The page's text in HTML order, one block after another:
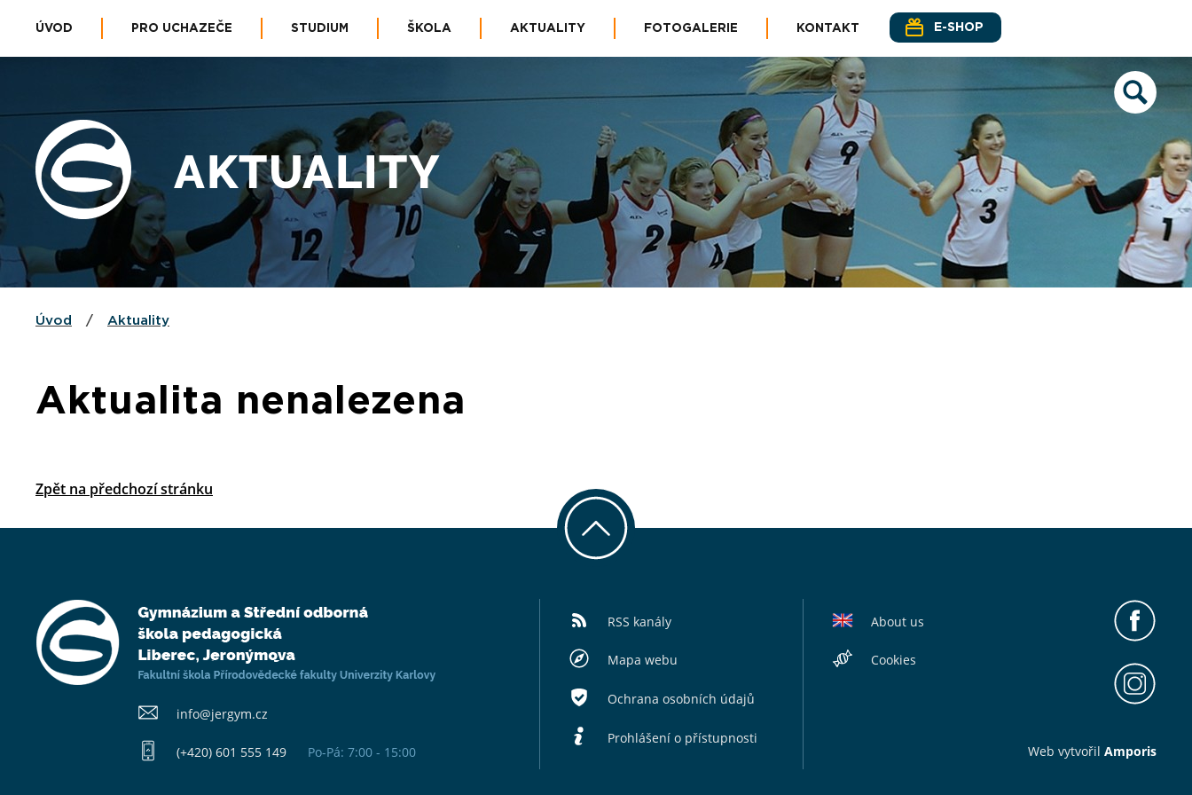
ÚVOD PRO UCHAZEČE STUDIUM ŠKOLA AKTUALITY FOTOGALERIE KONTAKT E-SHOP
AKTUALITY
Úvod / Aktuality
Aktualita nenalezena
Zpět na předchozí stránku
info@​jergym.cz
(+420) 601 555 149 Po-Pá: 7:00 - 15:00
RSS kanály
Mapa webu
Ochrana osobních údajů
Prohlášení o přístupnosti
About us
Cookies
Web vytvořil Amporis